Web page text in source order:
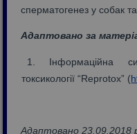
сперматогенез у собак та
Адаптовано за
Інформаційна
токсикології “Reprotox” (
Адаптовано 23.09.2018